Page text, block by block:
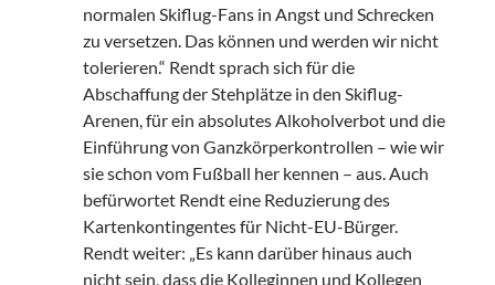
normalen Skiflug-Fans in Angst und Schrecken
zu versetzen. Das können und werden wir nicht
tolerieren.“ Rendt sprach sich für die
Abschaffung der Stehplätze in den Skiflug-
Arenen, für ein absolutes Alkoholverbot und die
Einführung von Ganzkörperkontrollen – wie wir
sie schon vom Fußball her kennen – aus. Auch
befürwortet Rendt eine Reduzierung des
Kartenkontingentes für Nicht-EU-Bürger.
Rendt weiter: „Es kann darüber hinaus auch
nicht sein, dass die Kolleginnen und Kollegen